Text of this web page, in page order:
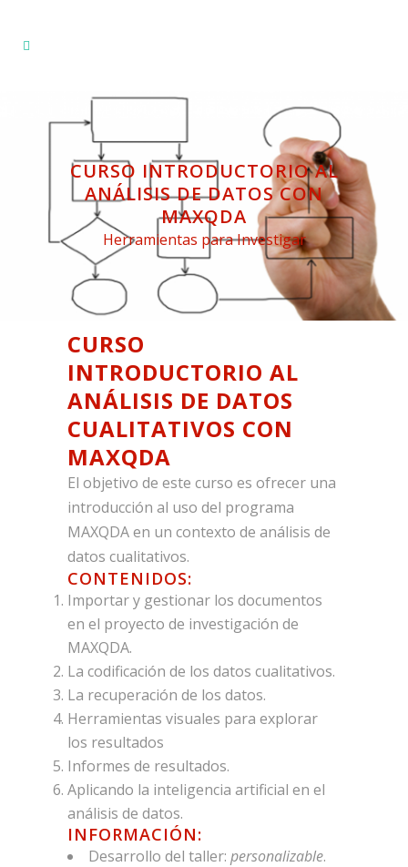
CURSO INTRODUCTORIO AL
ANÁLISIS DE DATOS CON
MAXQDA
Herramientas para Investigar
CURSO
INTRODUCTORIO AL
ANÁLISIS DE DATOS
CUALITATIVOS CON
MAXQDA
El objetivo de este curso es ofrecer una
introducción al uso del programa
MAXQDA en un contexto de análisis de
datos cualitativos.
CONTENIDOS:
Importar y gestionar los documentos
en el proyecto de investigación de
MAXQDA.
La codificación de los datos cualitativos.
La recuperación de los datos.
Herramientas visuales para explorar
los resultados
Informes de resultados.
Aplicando la inteligencia artificial en el
análisis de datos.
INFORMACIÓN:
Desarrollo del taller: personalizable.